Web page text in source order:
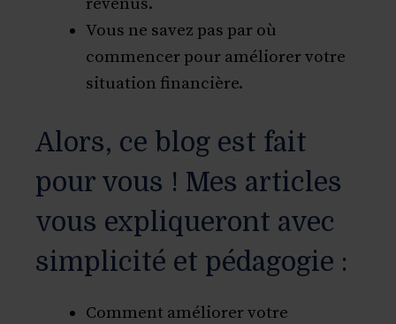
Vous ne savez pas par où
commencer pour améliorer votre
situation financière.
Alors, ce blog est fait
pour vous ! Mes articles
vous expliqueront avec
simplicité et pédagogie :
Comment améliorer votre